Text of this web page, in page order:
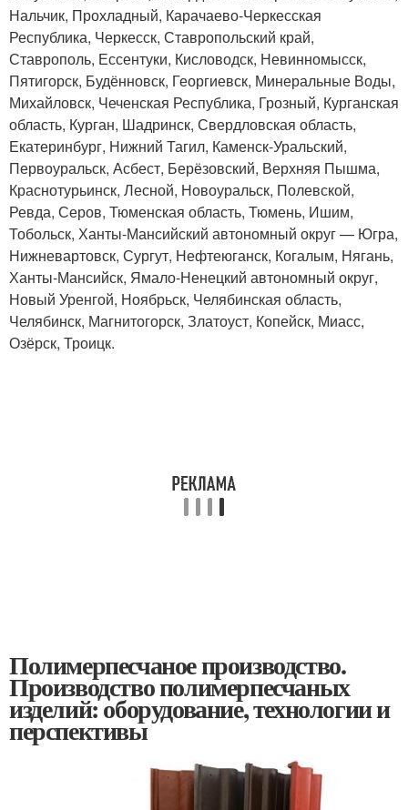
Нальчик, Прохладный, Карачаево-Черкесская
Республика, Черкесск, Ставропольский край,
Ставрополь, Ессентуки, Кисловодск, Невинномысск,
Пятигорск, Будённовск, Георгиевск, Минеральные Воды,
Михайловск, Чеченская Республика, Грозный, Курганская
область, Курган, Шадринск, Свердловская область,
Екатеринбург, Нижний Тагил, Каменск-Уральский,
Первоуральск, Асбест, Берёзовский, Верхняя Пышма,
Краснотурьинск, Лесной, Новоуральск, Полевской,
Ревда, Серов, Тюменская область, Тюмень, Ишим,
Тобольск, Ханты-Мансийский автономный округ — Югра,
Нижневартовск, Сургут, Нефтеюганск, Когалым, Нягань,
Ханты-Мансийск, Ямало-Ненецкий автономный округ,
Новый Уренгой, Ноябрьск, Челябинская область,
Челябинск, Магнитогорск, Златоуст, Копейск, Миасс,
Озёрск, Троицк.
Полимерпесчаное производство.
Производство полимерпесчаных
изделий: оборудование, технологии и
перспективы